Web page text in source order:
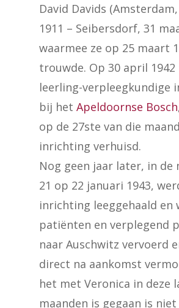
David Davids
1911 – Seibersdorf, 31
waarmee ze op 25 maart
trouwde. Op 30 april 1942
leerling-verpleegkundige
bij het Apeldoornse Bosch
op de 27ste van die
inrichting verhuisd.
Nog geen jaar later, in de
21 op 22 januari 1943,
inrichting leeggehaald en
patiënten en verplegend
naar Auschwitz vervoerd
direct na aankomst
het met Veronica in deze
maanden is gegaan is